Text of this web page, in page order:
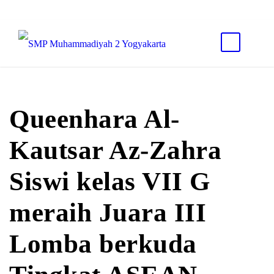
Queenhara Al-
Kautsar Az-Zahra
Siswi kelas VII G
meraih Juara III
Lomba berkuda